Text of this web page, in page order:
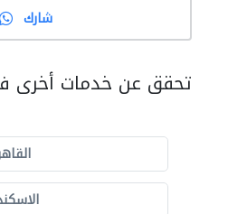
شارك
تحقق عن خدمات أخرى